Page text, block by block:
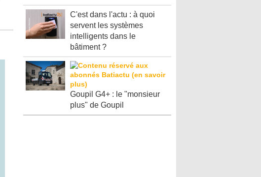
C'est dans l'actu : à quoi
servent les systèmes
intelligents dans le
bâtiment ?
Goupil G4+ : le "monsieur
plus" de Goupil